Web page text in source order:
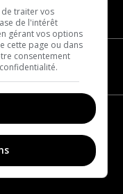
traiter vos
de l'intérêt
gérant vos options
cette page ou dans
consentement